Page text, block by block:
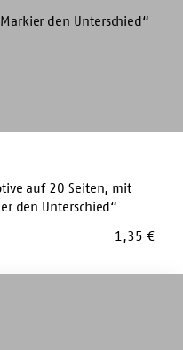
auf 20 Seiten, mit
den Unterschied“
1,35€